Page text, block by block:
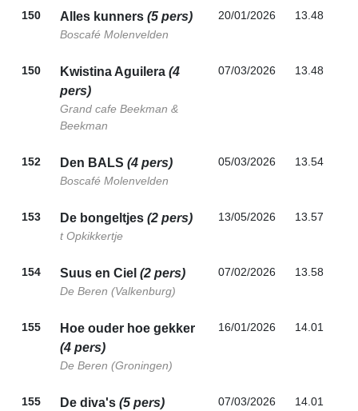
150 Alles kunners (5 pers)
Boscafé Molenvelden
20/01/2026 13.48
150 Kwistina Aguilera (4
pers)
Grand cafe Beekman &
Beekman
07/03/2026 13.48
152 Den BALS (4 pers)
Boscafé Molenvelden
05/03/2026 13.54
153 De bongeltjes (2 pers)
t Opkikkertje
13/05/2026 13.57
154 Suus en Ciel (2 pers)
De Beren (Valkenburg)
07/02/2026 13.58
155
Hoe ouder hoe gekker
(4 pers)
De Beren (Groningen)
16/01/2026 14.01
155 De diva's (5 pers) 07/03/2026 14.01